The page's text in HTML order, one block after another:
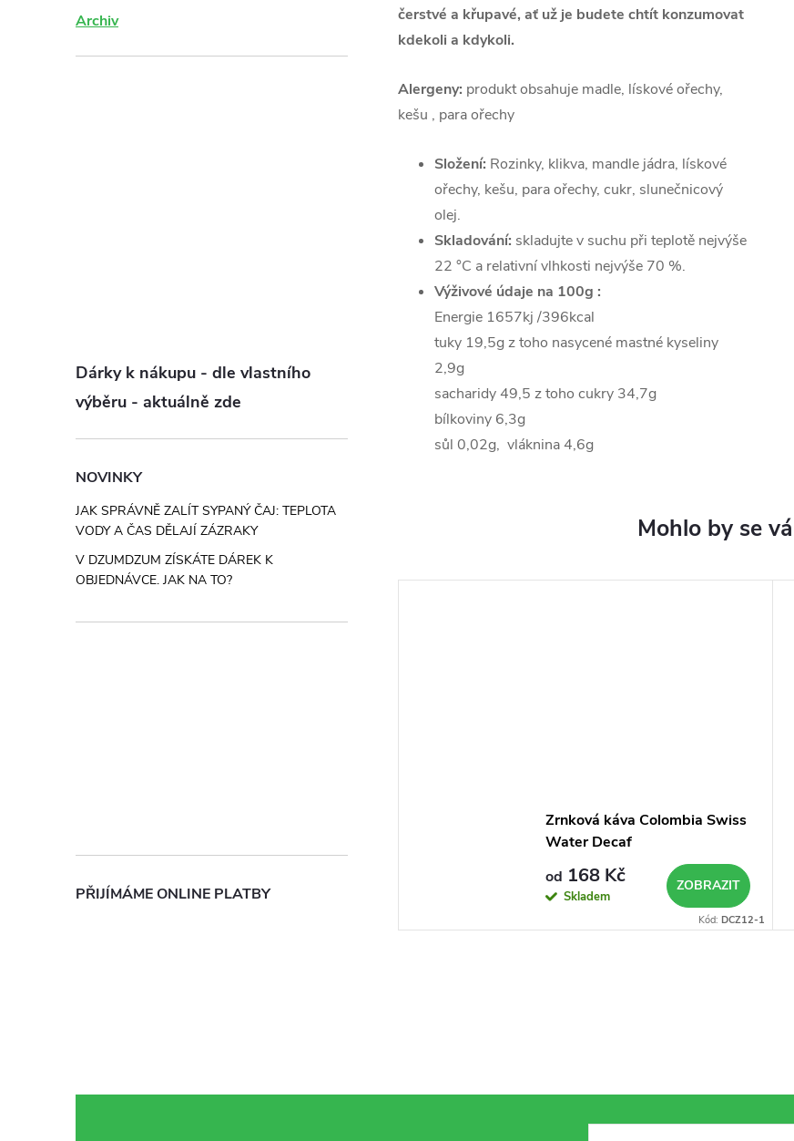
Archiv
Dárky k nákupu - dle vlastního
výběru - aktuálně zde
NOVINKY
JAK SPRÁVNĚ ZALÍT SYPANÝ ČAJ: TEPLOTA
VODY A ČAS DĚLAJÍ ZÁZRAKY
V DZUMDZUM ZÍSKÁTE DÁREK K
OBJEDNÁVCE. JAK NA TO?
PŘIJÍMÁME ONLINE PLATBY
čerstvé a křupavé, ať už je budete chtít konzumovat
kdekoli a kdykoli.
Alergeny: produkt obsahuje madle, lískové ořechy,
kešu , para ořechy
Složení: Rozinky, klikva, mandle jádra, lískové
ořechy, kešu, para ořechy, cukr, slunečnicový
olej.
Skladování: skladujte v suchu při teplotě nejvýše
22 °C a relativní vlhkosti nejvýše 70 %.
Výživové údaje na 100g :
Energie 1657kj /396kcal
tuky 19,5g z toho nasycené mastné kyseliny
2,9g
sacharidy 49,5 z toho cukry 34,7g
bílkoviny 6,3g
sůl 0,02g, vláknina 4,6g
Zrnková káva Colombia Swiss
Water Decaf
od 168 Kč
Skladem
ZOBRAZIT
Kód: DCZ12-1